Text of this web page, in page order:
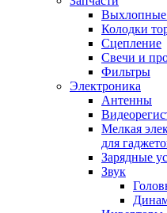
Выхлопные
Колодки
Сцепление
Свечи и
Фильтры
Электроника
Антенны
Мелкая
для
Зарядные
Звук